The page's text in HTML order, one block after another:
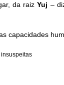
da raizYuj –
capacidades
insuspeitas